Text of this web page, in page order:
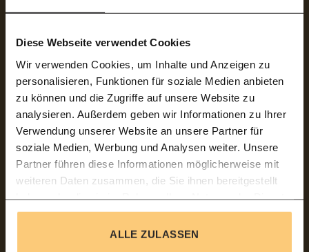
Diese Webseite verwendet Cookies
Wir verwenden Cookies, um Inhalte und Anzeigen zu
personalisieren, Funktionen für soziale Medien anbieten
zu können und die Zugriffe auf unsere Website zu
analysieren. Außerdem geben wir Informationen zu Ihrer
Verwendung unserer Website an unsere Partner für
soziale Medien, Werbung und Analysen weiter. Unsere
Partner führen diese Informationen möglicherweise mit
weiteren Daten zusammen, die Sie ihnen bereitgestellt
haben oder die sie im Rahmen Ihrer Nutzung der Dienste
gesammelt haben.
ALLE ZULASSEN